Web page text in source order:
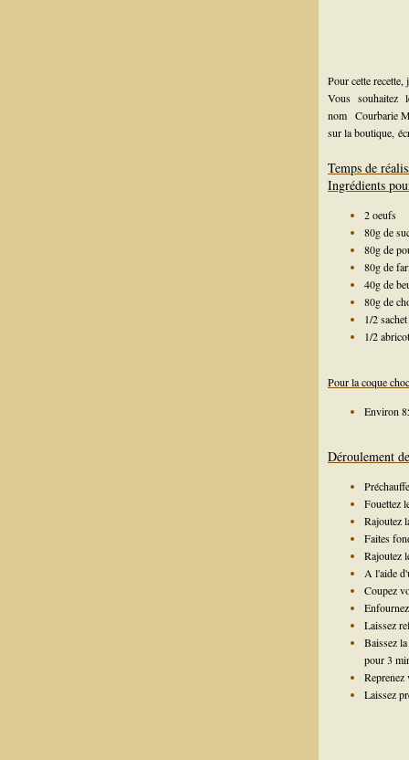
Pour cette
Vous souhaitez
nom Courbarie
sur la boutique,
Temps de
Ingrédients
2 oeufs
80g de
80g de
80g de
40g de
80g de
1/2
1/2
Pour la coque
Environ
Déroulement
Fouettez
Rajoutez
Faites
Rajoutez
A l'aide
Coupez
Laissez
Baissez
pour 3
Reprenez
Laissez